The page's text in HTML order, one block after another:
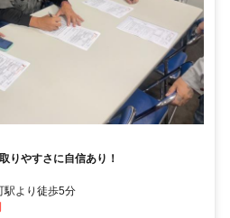
りやすさに自信あり！
務所】 和田町駅より徒歩5分